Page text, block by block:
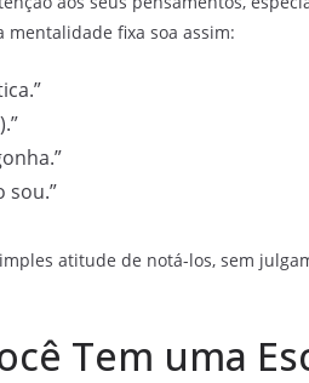
mentalidade fixa soa assim:
sou.”
atitude de notá-los, sem
Tem uma